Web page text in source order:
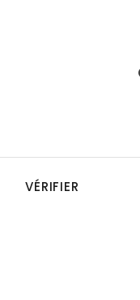
VÉRIFIER